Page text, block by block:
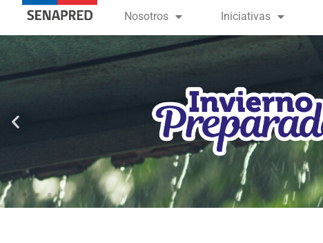
contenido
Nosotros Iniciativas